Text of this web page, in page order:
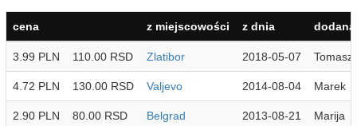
cena z miejscowości z dnia dodana
3.99 PLN 110.00 RSD Zlatibor 2018-05-07 Tomasz
4.72 PLN 130.00 RSD Valjevo 2014-08-04 Marek
2.90 PLN 80.00 RSD Belgrad 2013-08-21 Marija